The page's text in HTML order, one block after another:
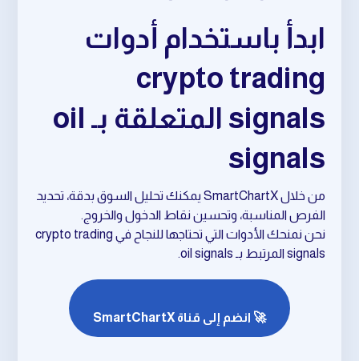
ابدأ باستخدام أدوات
crypto trading
signals المتعلقة بـ oil
signals
من خلال SmartChartX يمكنك تحليل السوق بدقة، تحديد
الفرص المناسبة، وتحسين نقاط الدخول والخروج.
نحن نمنحك الأدوات التي تحتاجها للنجاح في crypto trading
signals المرتبط بـ oil signals.
🚀 انضم إلى قناة SmartChartX